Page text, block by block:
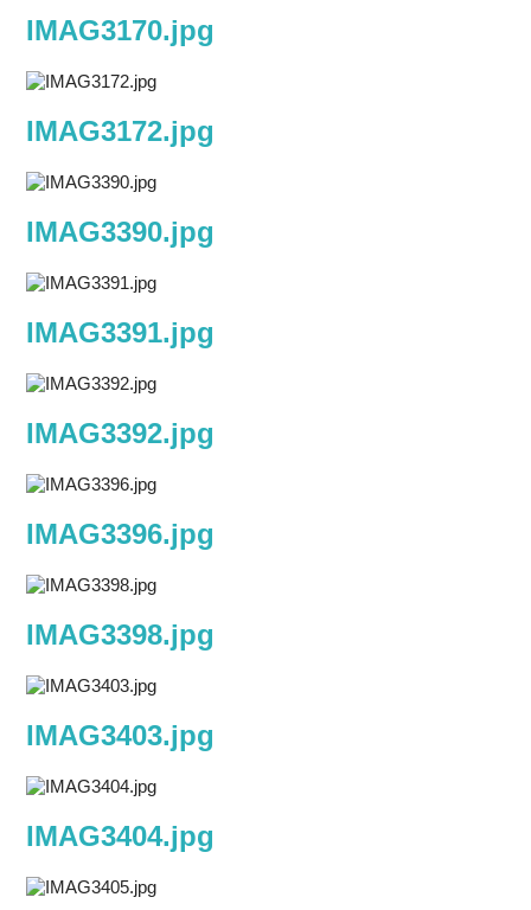
IMAG3170.jpg
IMAG3172.jpg
IMAG3390.jpg
IMAG3391.jpg
IMAG3392.jpg
IMAG3396.jpg
IMAG3398.jpg
IMAG3403.jpg
IMAG3404.jpg